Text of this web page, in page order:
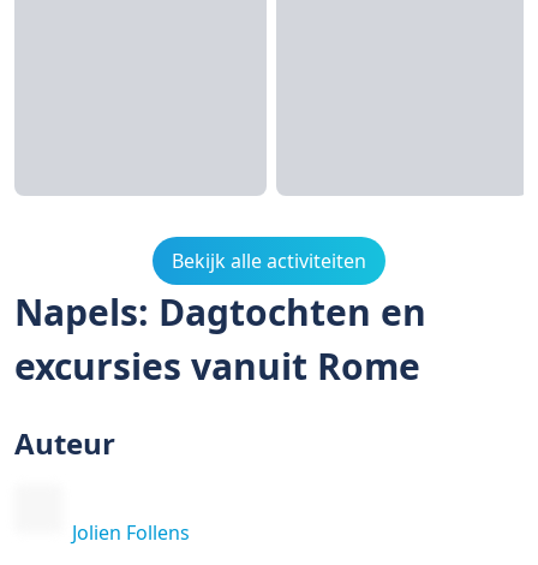
Bekijk alle activiteiten
Napels: Dagtochten en
excursies vanuit Rome
Auteur
Jolien Follens